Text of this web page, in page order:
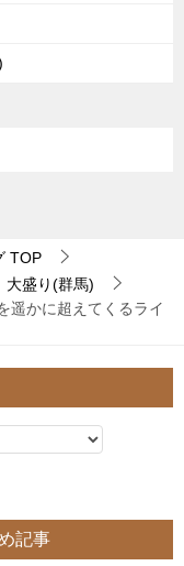
TOP
大盛り(群馬)
遥かに超えてくるライ
記事